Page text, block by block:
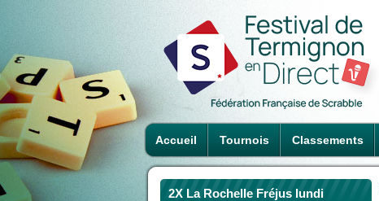
Accueil Tournois Classements
2X La Rochelle Fréjus lundi